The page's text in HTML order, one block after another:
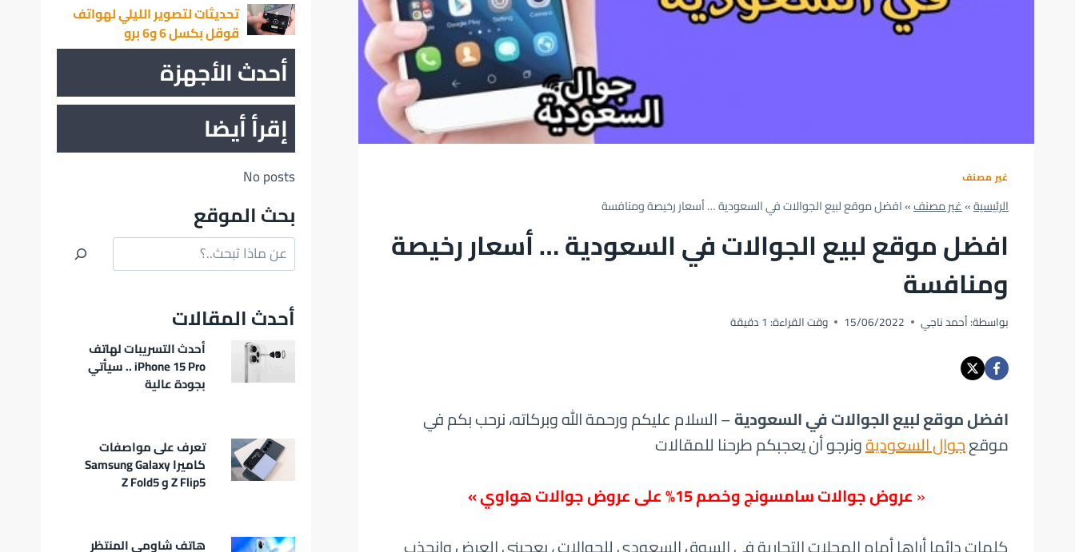
غير مصنف
الرئيسية»غير مصنف»افضل موقع لبيع الجوالات في السعودية … أسعار رخيصة ومنافسة
افضل موقع لبيع الجوالات في السعودية … أسعار رخيصة
ومنافسة
بواسطة:أحمد ناجي 15/06/2022 وقت القراءة: 1دقيقة
افضل موقع لبيع الجوالات في السعودية– السلام عليكم ورحمة الله وبركاته، نرحب بكم في
موقعجوال السعوديةونرجو أن يعجبكم طرحنا للمقالات
«عروض جوالات سامسونج وخصم 15% على عروض جوالات هواوي »
تحديثات لتصوير الليلي لهواتف
قوقل بكسل 6 و6 برو
أحدث الأجهزة
إقرأ أيضا
No posts
بحث الموقع
البحث
أحدث المقالات
أحدث التسريبات لهاتف
iPhone 15 Pro .. سيأتي
بجودة عالية
تعرف على مواصفات
كاميرا Samsung Galaxy
Z Flip5 و Z Fold5
هاتف شاومي المنتظر